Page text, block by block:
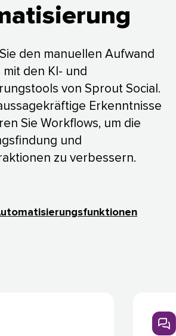
den manuellen Aufwand
mit den KI- und
von Sprout Social.
Erkenntnisse
Sie Workflows, um die
und
zu verbessern.​​